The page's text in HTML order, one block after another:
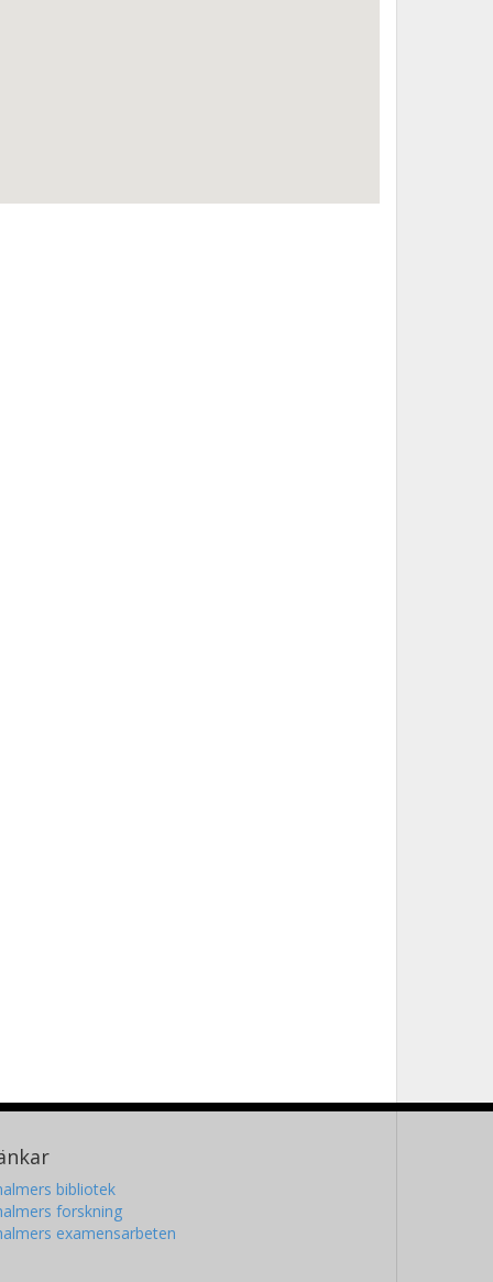
bibliotek
forskning
examensarbeten